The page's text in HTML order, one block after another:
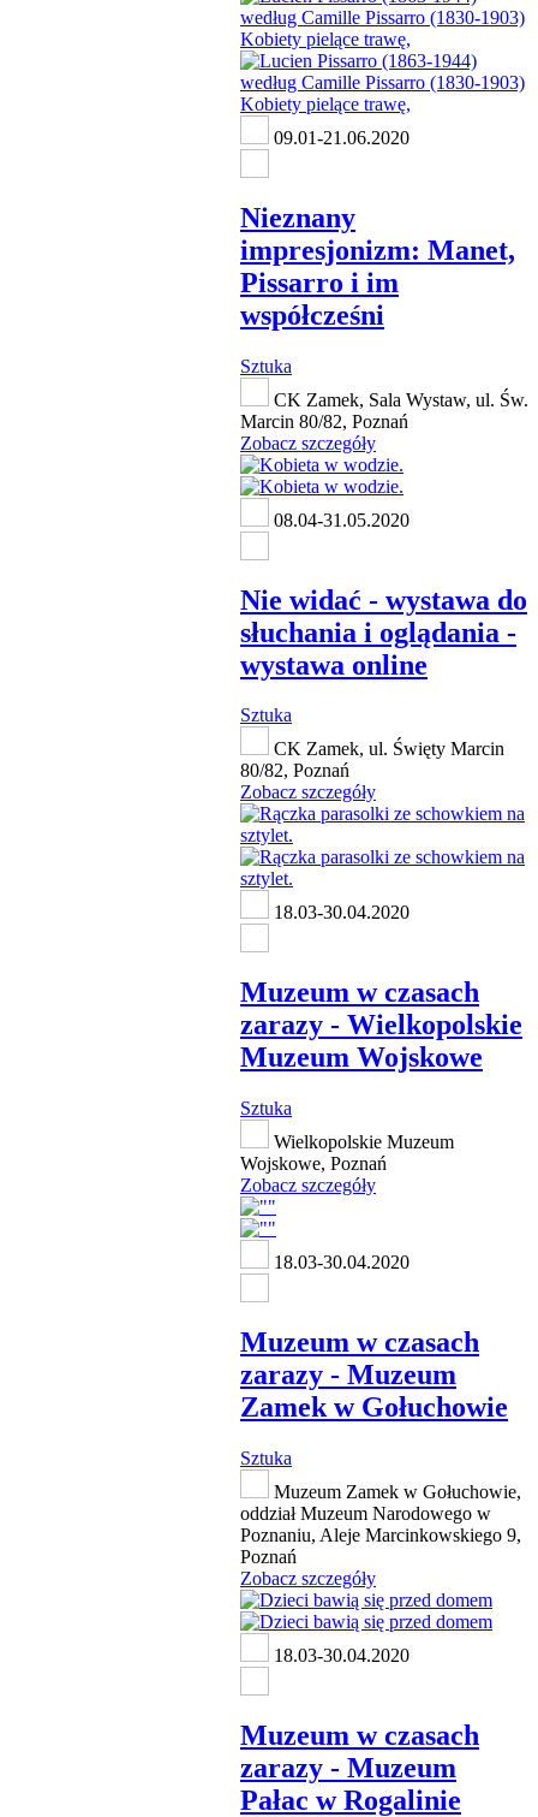
09.01-21.06.2020
Nieznany
impresjonizm: Manet,
Pissarro i im
współcześni
Sztuka
CK Zamek, Sala Wystaw, ul. Św.
Marcin 80/82, Poznań
Zobacz szczegóły
08.04-31.05.2020
Nie widać - wystawa do
słuchania i oglądania -
wystawa online
Sztuka
CK Zamek, ul. Święty Marcin
80/82, Poznań
Zobacz szczegóły
18.03-30.04.2020
Muzeum w czasach
zarazy - Wielkopolskie
Muzeum Wojskowe
Sztuka
Wielkopolskie Muzeum
Wojskowe, Poznań
Zobacz szczegóły
18.03-30.04.2020
Muzeum w czasach
zarazy - Muzeum
Zamek w Gołuchowie
Sztuka
Muzeum Zamek w Gołuchowie,
oddział Muzeum Narodowego w
Poznaniu, Aleje Marcinkowskiego 9,
Poznań
Zobacz szczegóły
18.03-30.04.2020
Muzeum w czasach
zarazy - Muzeum
Pałac w Rogalinie